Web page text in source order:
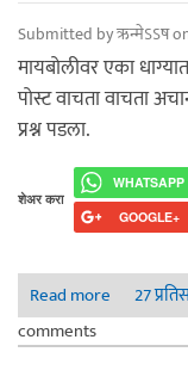
Submitted byऋन्मेऽऽष
मायबोलीवर एका
पोस्ट वाचता वाचता
प्रश्न पडला.
शेअर करा
WHATSAPP
GOOGLE+
Read more
about
27
comments